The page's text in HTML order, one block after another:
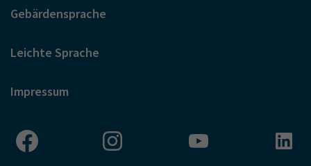
Gebärdensprache
Leichte Sprache
Impressum